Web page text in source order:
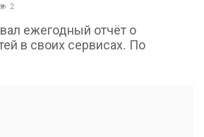
2
ежегодный отчёт о
в своих сервисах. По